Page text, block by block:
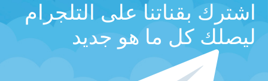
اشترك بقناتنا على التلجرام
ليصلك كل ما هو جديد